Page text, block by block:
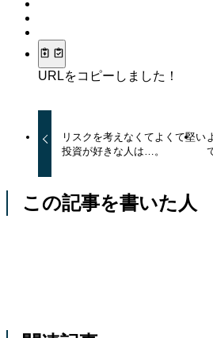
URLをコピーしました！
リスクを考えなくてよくて堅い
投資が好きな人は…。
この記事を書いた人